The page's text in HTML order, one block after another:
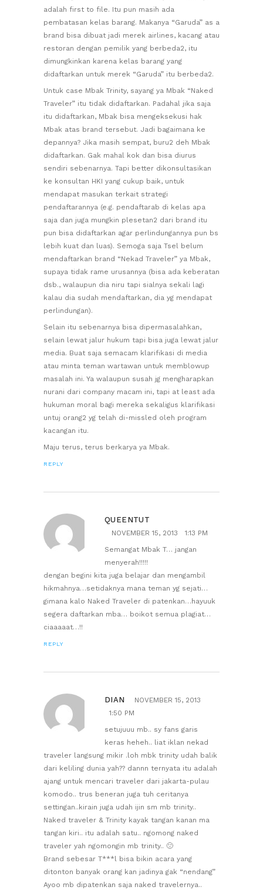
adalah first to file. Itu pun masih ada
pembatasan kelas barang. Makanya “Garuda” as a
brand bisa dibuat jadi merek airlines, kacang atau
restoran dengan pemilik yang berbeda2, itu
dimungkinkan karena kelas barang yang
didaftarkan untuk merek “Garuda” itu berbeda2.
Untuk case Mbak Trinity, sayang ya Mbak “Naked
Traveler” itu tidak didaftarkan. Padahal jika saja
itu didaftarkan, Mbak bisa mengeksekusi hak
Mbak atas brand tersebut. Jadi bagaimana ke
depannya? Jika masih sempat, buru2 deh Mbak
didaftarkan. Gak mahal kok dan bisa diurus
sendiri sebenarnya. Tapi better dikonsultasikan
ke konsultan HKI yang cukup baik, untuk
mendapat masukan terkait strategi
pendaftarannya (e.g. pendaftarab di kelas apa
saja dan juga mungkin plesetan2 dari brand itu
pun bisa didaftarkan agar perlindungannya pun bs
lebih kuat dan luas). Semoga saja Tsel belum
mendaftarkan brand “Nekad Traveler” ya Mbak,
supaya tidak rame urusannya (bisa ada keberatan
dsb., walaupun dia niru tapi sialnya sekali lagi
kalau dia sudah mendaftarkan, dia yg mendapat
perlindungan).
Selain itu sebenarnya bisa dipermasalahkan,
selain lewat jalur hukum tapi bisa juga lewat jalur
media. Buat saja semacam klarifikasi di media
atau minta teman wartawan untuk memblowup
masalah ini. Ya walaupun susah jg mengharapkan
nurani dari company macam ini, tapi at least ada
hukuman moral bagi mereka sekaligus klarifikasi
untuj orang2 yg telah di-missled oleh program
kacangan itu.
Maju terus, terus berkarya ya Mbak.
REPLY
QUEENTUT
NOVEMBER 15, 2013
1:13 PM
Semangat Mbak T… jangan
menyerah!!!!!
dengan begini kita juga belajar dan mengambil
hikmahnya…setidaknya mana teman yg sejati…
gimana kalo Naked Traveler di patenkan…hayuuk
segera daftarkan mba… boikot semua plagiat…
ciaaaaat…!!
REPLY
DIAN
NOVEMBER 15, 2013
1:50 PM
setujuuu mb.. sy fans garis
keras heheh.. liat iklan nekad
traveler langsung mikir .loh mbk trinity udah balik
dari keliling dunia yah?? dannn ternyata itu adalah
ajang untuk mencari traveler dari jakarta-pulau
komodo.. trus beneran juga tuh ceritanya
settingan..kirain juga udah ijin sm mb trinity..
Naked traveler & Trinity kayak tangan kanan ma
tangan kiri.. itu adalah satu.. ngomong naked
traveler yah ngomongin mb trinity.. 🙁
Brand sebesar T***l bisa bikin acara yang
ditonton banyak orang kan jadinya gak “nendang”
Ayoo mb dipatenkan saja naked travelernya..